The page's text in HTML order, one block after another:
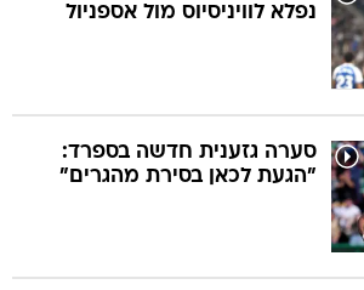
נפלא לוויניסיוס מול אספניול
סערה גזענית חדשה בספרד:
"הגעת לכאן בסירת מהגרים"